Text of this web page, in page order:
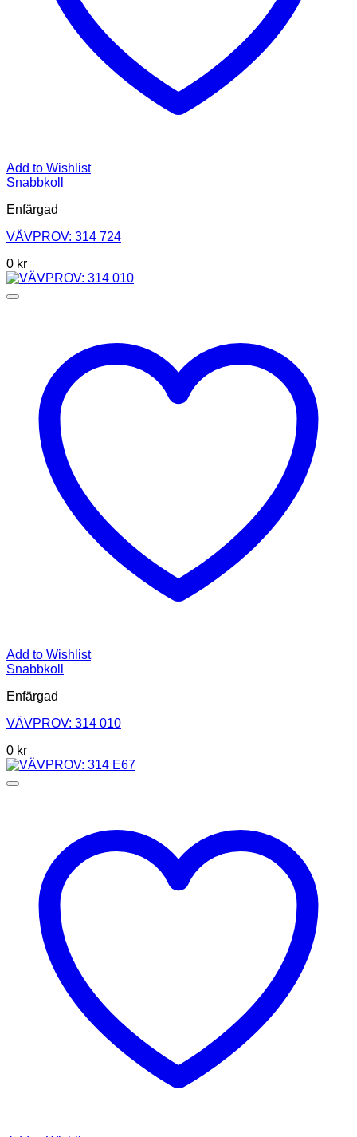
Add to Wishlist
Snabbkoll
Enfärgad
VÄVPROV: 314 724
0 kr
Add to Wishlist
Snabbkoll
Enfärgad
VÄVPROV: 314 010
0 kr